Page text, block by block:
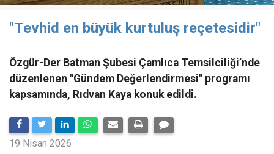
"Tevhid en büyük kurtuluş reçetesidir"
Özgür-Der Batman Şubesi Çamlıca Temsilciliği’nde
düzenlenen "Gündem Değerlendirmesi" programı
kapsamında, Rıdvan Kaya konuk edildi.
19 Nisan 2026